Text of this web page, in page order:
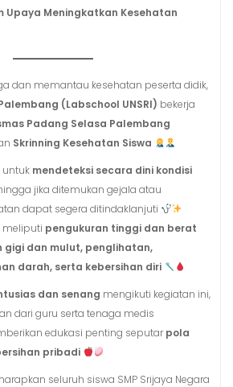
Upaya Meningkatkan Kesehatan
dan memantau kesehatan peserta didik,
(Labschool UNSRI) bekerja
Padang Selasa Palembang
Skrinning Kesehatan Siswa
untuk mendeteksi secara dini kondisi
jika ditemukan gejala atau
dapat segera ditindaklanjuti
meliputi pengukuran tinggi dan berat
gigi dan mulut, penglihatan,
darah, serta kebersihan diri
dan senang mengikuti kegiatan ini,
dari guru serta tenaga medis
edukasi penting seputar pola
pribadi
seluruh siswa SMP Srijaya Negara